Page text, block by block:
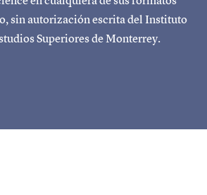
sin autorización escrita del Instituto
Superiores de Monterrey.